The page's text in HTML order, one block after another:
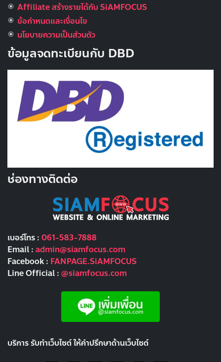
Affiliate สร้างรายได้กับ SiAMFOCUS
ข้อกำหนดและเงื่อนไข
นโยบายความเป็นส่วนตัว
ข้อมูลจดทะเบียนกับ DBD
ช่องทางติดต่อ
เบอร์โทร : 061-583-7888
Email : admin@siamfocus.com
Facebook : FANPAGE.SiAMFOCUS
Line Official : @siamfocus.com
บริการ รับทำเว็บไซต์ ให้คำปรึกษาด้านเว็บไซต์